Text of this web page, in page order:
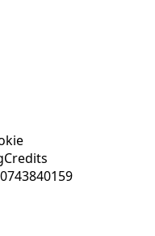
Credits